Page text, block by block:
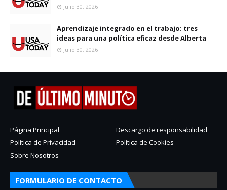
Julio 30, 2026
Aprendizaje integrado en el trabajo: tres
ideas para una política eficaz desde Alberta
Julio 30, 2026
Página Principal
Descargo de responsabilidad
Política de Privacidad
Política de Cookies
Sobre Nosotros
FORMULARIO DE CONTACTO